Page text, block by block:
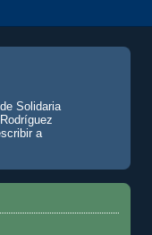
Solidaria
a